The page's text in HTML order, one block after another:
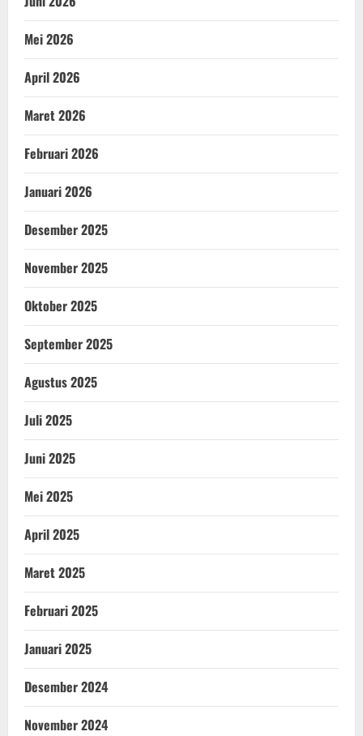
Mei 2026
April 2026
Maret 2026
Februari 2026
Januari 2026
Desember 2025
November 2025
Oktober 2025
September 2025
Agustus 2025
Juli 2025
Juni 2025
Mei 2025
April 2025
Maret 2025
Februari 2025
Januari 2025
Desember 2024
November 2024